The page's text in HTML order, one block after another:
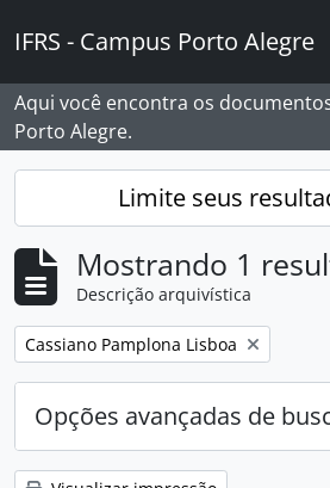
IFRS - Campus Porto Alegre
Aqui você encontra os
Porto Alegre.
Limite seus
Mostrando 1
Descrição arquivística
Remover filtro:
Cassiano Pamplona Lisboa
Opções avançadas de